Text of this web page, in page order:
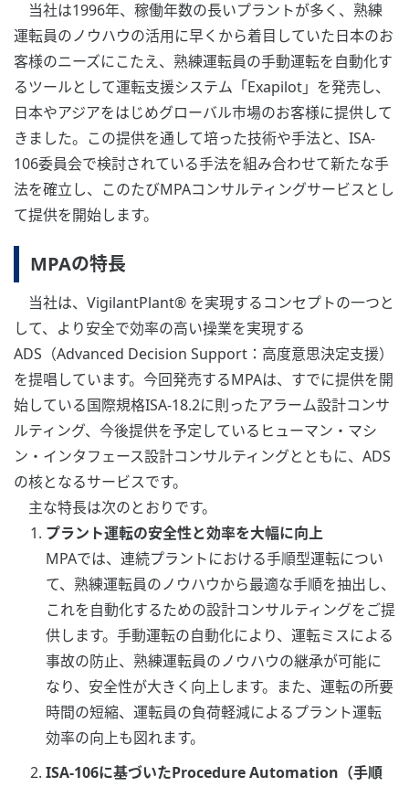
当社は1996年、稼働年数の長いプラントが多く、熟練
運転員のノウハウの活用に早くから着目していた日本のお
客様のニーズにこたえ、熟練運転員の手動運転を自動化す
るツールとして運転支援システム「Exapilot」を発売し、
日本やアジアをはじめグローバル市場のお客様に提供して
きました。この提供を通して培った技術や手法と、ISA-
106委員会で検討されている手法を組み合わせて新たな手
法を確立し、このたびMPAコンサルティングサービスとし
て提供を開始します。
MPAの特長
当社は、VigilantPlant® を実現するコンセプトの一つと
して、より安全で効率の高い操業を実現する
ADS（Advanced Decision Support：高度意思決定支援）
を提唱しています。今回発売するMPAは、すでに提供を開
始している国際規格ISA-18.2に則ったアラーム設計コンサ
ルティング、今後提供を予定しているヒューマン・マシ
ン・インタフェース設計コンサルティングとともに、ADS
の核となるサービスです。
主な特長は次のとおりです。
プラント運転の安全性と効率を大幅に向上
MPAでは、連続プラントにおける手順型運転につい
て、熟練運転員のノウハウから最適な手順を抽出し、
これを自動化するための設計コンサルティングをご提
供します。手動運転の自動化により、運転ミスによる
事故の防止、熟練運転員のノウハウの継承が可能に
なり、安全性が大きく向上します。また、運転の所要
時間の短縮、運転員の負荷軽減によるプラント運転
効率の向上も図れます。
ISA-106に基づいたProcedure Automation（手順